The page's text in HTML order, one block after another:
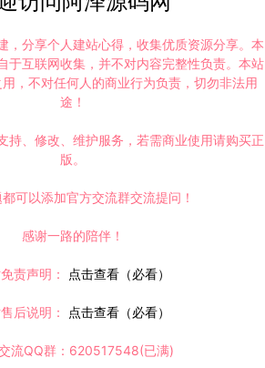
，分享个人建站心得，收集优质资源分享。本
于互联网收集，并不对内容完整性负责。本站
，不对任何人的商业行为负责，切勿非法用
途！
持、修改、维护服务，若需商业使用请购买正
版。
可以添加官方交流群交流提问！
感谢一路的陪伴！
责声明： 点击查看（必看）
后说明： 点击查看（必看）
流QQ群：620517548(已满)